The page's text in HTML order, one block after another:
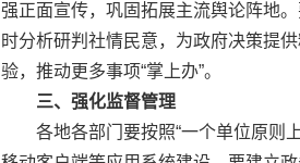
强正面宣传，巩固拓展主流舆论阵地
时分析研判社情民意，为政府决策提
验，推动更多事项“掌上办”。
三、强化监督管理
各地各部门要按照“一个单位原则